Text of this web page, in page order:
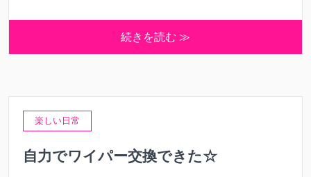
続きを読む ≫
楽しい日常
自力でワイパー交換できた☆